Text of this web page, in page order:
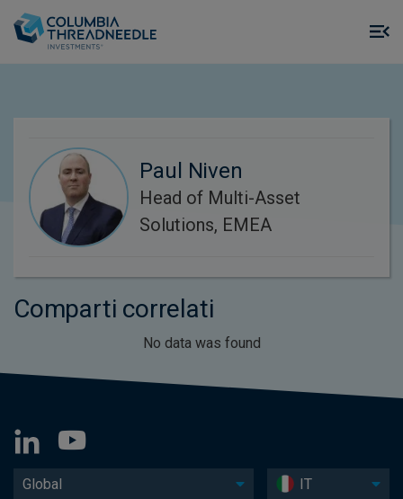
Paul Niven
Head of Multi-Asset
Solutions, EMEA
Comparti correlati
No data was found
Global IT